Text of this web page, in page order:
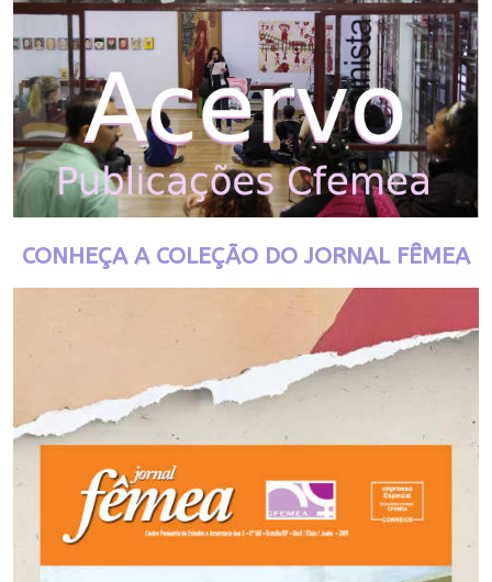
CONHEÇA A COLEÇÃO DO JORNAL FÊMEA